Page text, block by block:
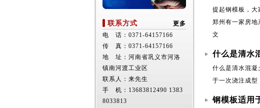
更多
联系方式
电 话：0371-64157166
传 真：0371-64157166
地 址：河南省巩义市河洛
镇南河渡工业区
联系人：来先生
手 机：13683812490 1383
8033813
提起钢模板，大
郑州有一家房地
文
什么是清水
什么是清水混凝
于一次浇注成型
钢模板适用